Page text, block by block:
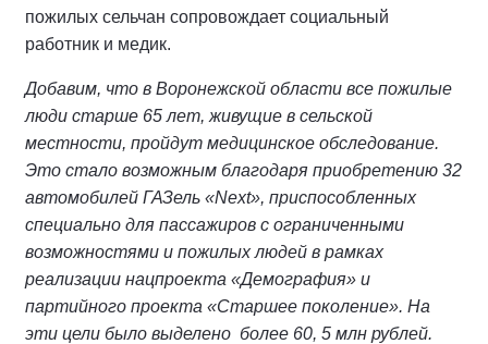
пожилых сельчан сопровождает социальный
работник и медик.
Добавим, что в Воронежской области все пожилые
люди старше 65 лет, живущие в сельской
местности, пройдут медицинское обследование.
Это стало возможным благодаря приобретению 32
автомобилей ГАЗель «Next», приспособленных
специально для пассажиров с ограниченными
возможностями и пожилых людей в рамках
реализации нацпроекта «Демография» и
партийного проекта «Старшее поколение». На
эти цели было выделено более 60, 5 млн рублей.